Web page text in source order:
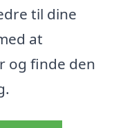
til dine
at
og finde den